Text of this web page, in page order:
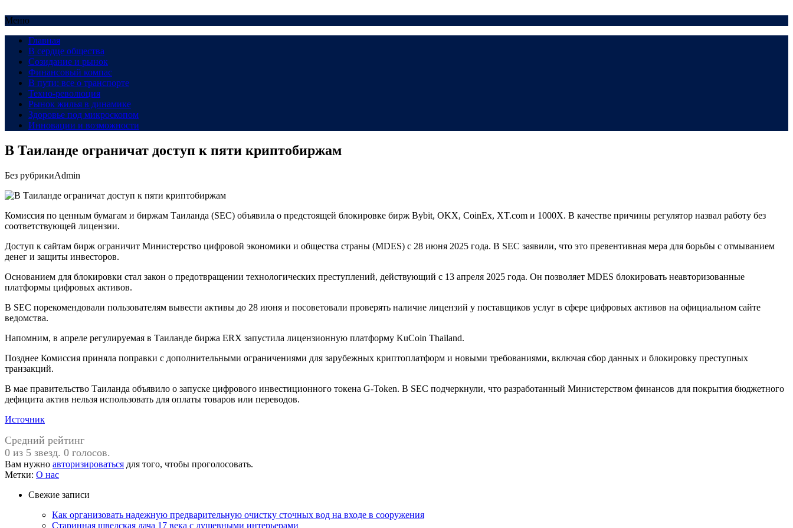
Меню
Главная
В сердце общества
Созидание и рынок
Финансовый компас
В пути: все о транспорте
Техно-революция
Рынок жилья в динамике
Здоровье под микроскопом
Инновации и возможности
В Таиланде ограничат доступ к пяти криптобиржам
Без рубрикиAdmin
Комиссия по ценным бумагам и биржам Таиланда (SEC) объявила о предстоящей блокировке бирж Bybit, OKX, CoinEx, XT.com и 1000X. В качестве причины регулятор назвал работу без
соответствующей лицензии.
Доступ к сайтам бирж ограничит Министерство цифровой экономики и общества страны (MDES) с 28 июня 2025 года. В SEC заявили, что это превентивная мера для борьбы с отмыванием
денег и защиты инвесторов.
Основанием для блокировки стал закон о предотвращении технологических преступлений, действующий с 13 апреля 2025 года. Он позволяет MDES блокировать неавторизованные
платформы цифровых активов.
В SEC порекомендовали пользователям вывести активы до 28 июня и посоветовали проверять наличие лицензий у поставщиков услуг в сфере цифровых активов на официальном сайте
ведомства.
Напомним, в апреле регулируемая в Таиланде биржа ERX запустила лицензионную платформу KuCoin Thailand.
Позднее Комиссия приняла поправки с дополнительными ограничениями для зарубежных криптоплатформ и новыми требованиями, включая сбор данных и блокировку преступных
транзакций.
В мае правительство Таиланда объявило о запуске цифрового инвестиционного токена G-Token. В SEC подчеркнули, что разработанный Министерством финансов для покрытия бюджетного
дефицита актив нельзя использовать для оплаты товаров или переводов.
Источник
Средний рейтинг
0 из 5 звезд. 0 голосов.
Вам нужно авторизироваться для того, чтобы проголосовать.
Метки: О нас
Свежие записи
Как организовать надежную предварительную очистку сточных вод на входе в сооружения
Старинная шведская дача 17 века с душевными интерьерами